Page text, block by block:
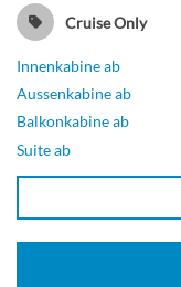
Cruise Only
Innenkabine ab
Aussenkabine ab
Balkonkabine ab
Suite ab